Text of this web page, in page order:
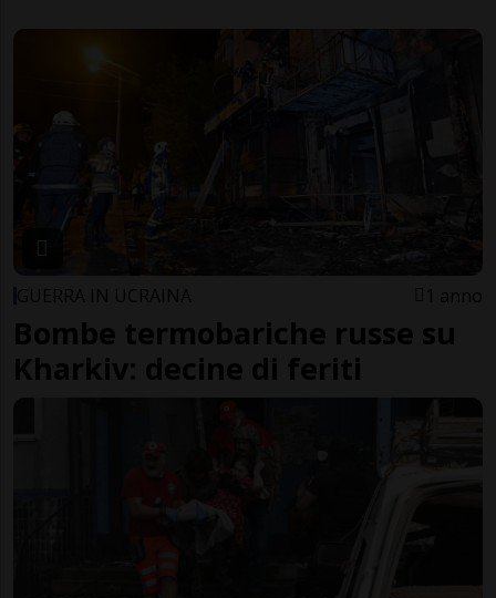
GUERRA IN UCRAINA 1 anno
Bombe termobariche russe su
Kharkiv: decine di feriti